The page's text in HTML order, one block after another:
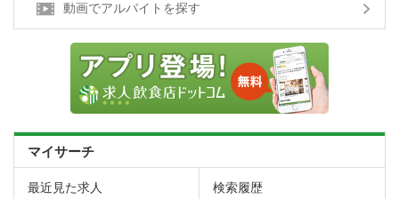
動画でアルバイトを探す
マイサーチ
最近見た求人 検索履歴